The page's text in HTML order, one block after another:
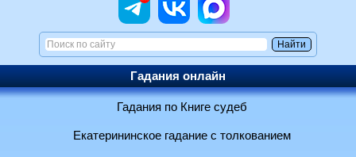
Гадания онлайн
Гадания по Книге судеб
Екатерининское гадание с толкованием